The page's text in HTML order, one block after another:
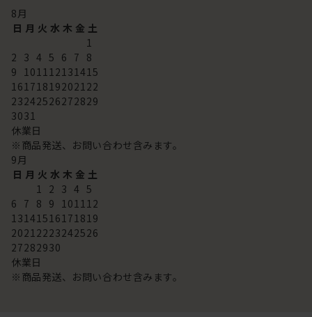
8月
日 月 火 水 木 金 土
1
2 3 4 5 6 7 8
9 101112131415
16171819202122
23242526272829
3031
休業日
※商品発送、お問い合わせ含みます。
9月
日 月 火 水 木 金 土
1 2 3 4 5
6 7 8 9 101112
13141516171819
20212223242526
27282930
休業日
※商品発送、お問い合わせ含みます。